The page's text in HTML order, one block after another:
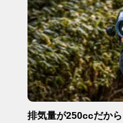
条
件
排気量が250ccだか